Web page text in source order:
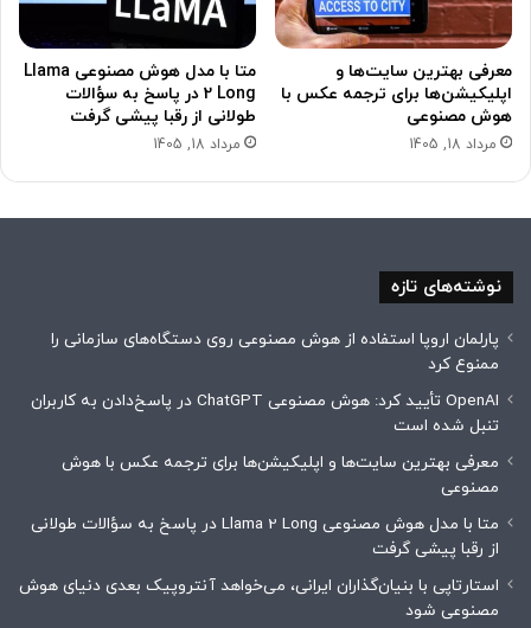
معرفی بهترین سایت‌ها و
اپلیکیشن‌ها برای ترجمه عکس با
هوش مصنوعی
مرداد 18, 1405
متا با مدل هوش مصنوعی Llama
2 Long در پاسخ به سؤالات
طولانی از رقبا پیشی گرفت
مرداد 18, 1405
نوشته‌های تازه
پارلمان اروپا استفاده از هوش مصنوعی روی دستگاه‌های سازمانی را
ممنوع کرد
OpenAI تأیید کرد: هوش مصنوعی ChatGPT در پاسخ‌دادن به کاربران
تنبل شده است
معرفی بهترین سایت‌ها و اپلیکیشن‌ها برای ترجمه عکس با هوش
مصنوعی
متا با مدل هوش مصنوعی Llama 2 Long در پاسخ به سؤالات طولانی
از رقبا پیشی گرفت
استارتاپی با بنیان‌گذاران ایرانی، می‌خواهد آنتروپیک بعدی دنیای هوش
مصنوعی شود